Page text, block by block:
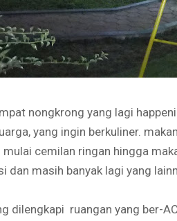
nongkrong yang lagi
yang ingin berkuliner.
cemilan ringan hingga
dan masih banyak lagi yang
dilengkapi ruangan yang ber-